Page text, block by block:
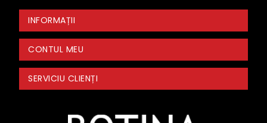
INFORMAȚII
CONTUL MEU
SERVICIU CLIENȚI